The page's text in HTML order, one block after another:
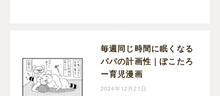
毎週同じ時間に眠くなる
パパの計画性｜ぽこたろ
ー育児漫画
2024年12月21日